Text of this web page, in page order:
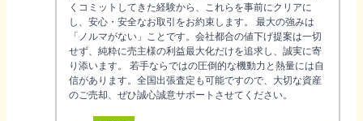
くコミットしてきた経験から、これらを事前にクリアに
し、安心・安全なお取引をお約束します。 最大の強みは
「ノルマがない」ことです。会社都合の値下げ提案は一切
せず、純粋に売主様の利益最大化だけを追求し、誠実に寄
り添います。 若手ならではの圧倒的な機動力と熱量には自
信があります。全国出張査定も可能ですので、大切な資産
のご売却、ぜひ誠心誠意サポートさせてください。